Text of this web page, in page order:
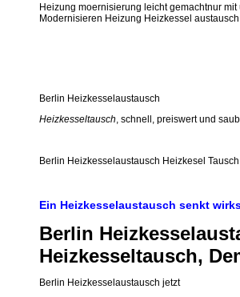
Heizung moernisierung leicht gemachtnur
Modernisieren Heizung Heizkessel
Berlin Heizkesselaustausch
Heizkesseltausch, schnell, preiswert und
Berlin Heizkesselaustausch Heizkesel
Ein Heizkesselaustausch senkt
Berlin
Heizkesseltausch,
Berlin Heizkesselaustausch jetzt